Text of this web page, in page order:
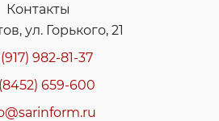
Контакты
ул. Горького, 21
982-81-37
659-600